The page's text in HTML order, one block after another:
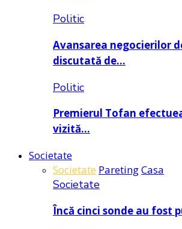
Politic
Avansarea negocierilor
discutată de…
Politic
Premierul Tofan
vizită…
Societate
Societate ParetingCasa
Societate
Încă cinci sonde au fost